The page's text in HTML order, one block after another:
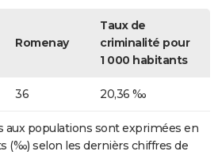
Romenay
Taux de
criminalité pour
1 000 habitants
36 20,36 ‰
aux populations sont exprimées en
(‰) selon les dernièrs chiffres de